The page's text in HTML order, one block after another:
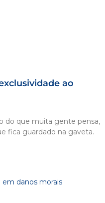
ao
do que muita gente pensa,
fica guardado na gaveta.